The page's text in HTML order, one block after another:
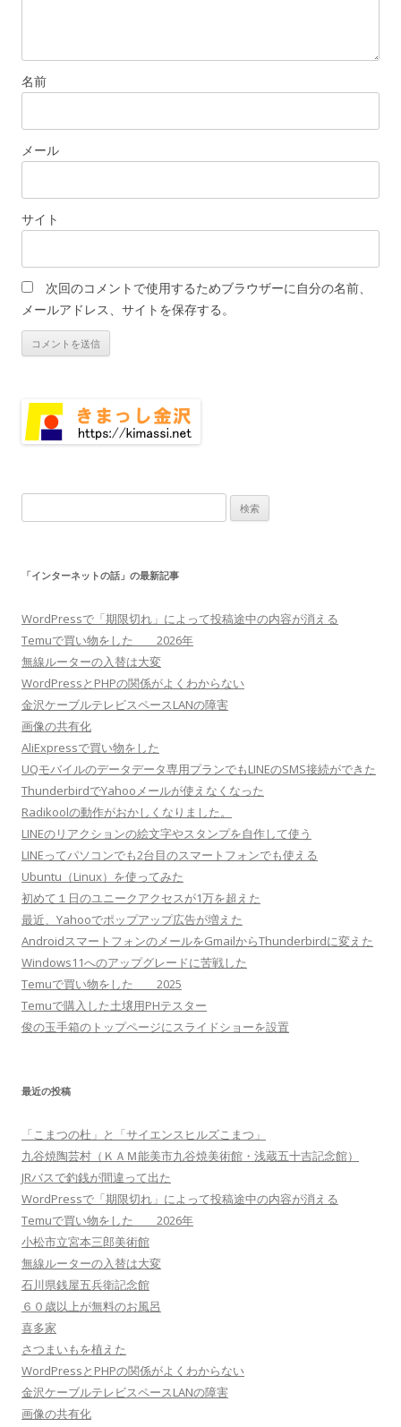
名前
メール
サイト
次回のコメントで使用するためブラウザーに自分の名前、
メールアドレス、サイトを保存する。
索:
「インターネットの話」の最新記事
WordPressで「期限切れ」によって投稿途中の内容が消える
Temuで買い物をした 2026年
無線ルーターの入替は大変
WordPressとPHPの関係がよくわからない
金沢ケーブルテレビスペースLANの障害
画像の共有化
AliExpressで買い物をした
UQモバイルのデータデータ専用プランでもLINEのSMS接続ができた
ThunderbirdでYahooメールが使えなくなった
Radikoolの動作がおかしくなりました。
LINEのリアクションの絵文字やスタンプを自作して使う
LINEってパソコンでも2台目のスマートフォンでも使える
Ubuntu（Linux）を使ってみた
初めて１日のユニークアクセスが1万を超えた
最近、Yahooでポップアップ広告が増えた
AndroidスマートフォンのメールをGmailからThunderbirdに変えた
Windows11へのアップグレードに苦戦した
Temuで買い物をした 2025
Temuで購入した土壌用PHテスター
俊の玉手箱のトップページにスライドショーを設置
最近の投稿
「こまつの杜」と「サイエンスヒルズこまつ」
九谷焼陶芸村（ＫＡＭ能美市九谷焼美術館・浅蔵五十吉記念館）
JRバスで釣銭が間違って出た
WordPressで「期限切れ」によって投稿途中の内容が消える
Temuで買い物をした 2026年
小松市立宮本三郎美術館
無線ルーターの入替は大変
石川県銭屋五兵衛記念館
６０歳以上が無料のお風呂
喜多家
さつまいもを植えた
WordPressとPHPの関係がよくわからない
金沢ケーブルテレビスペースLANの障害
画像の共有化